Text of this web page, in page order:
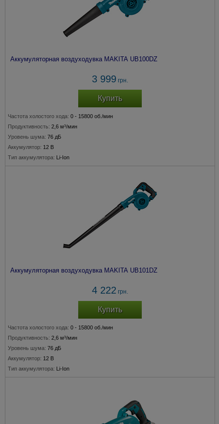
Аккумуляторная воздуходувка MAKITA UB100DZ
3 999 грн.
Купить
Частота холостого хода: 0 - 15800 об./мин
Продуктивность: 2,6 м³/мин
Уровень шума: 76 дБ
Аккумулятор: 12 В
Тип аккумулятора: Li-Ion
Аккумуляторная воздуходувка MAKITA UB101DZ
4 222 грн.
Купить
Частота холостого хода: 0 - 15800 об./мин
Продуктивность: 2,6 м³/мин
Уровень шума: 76 дБ
Аккумулятор: 12 В
Тип аккумулятора: Li-Ion